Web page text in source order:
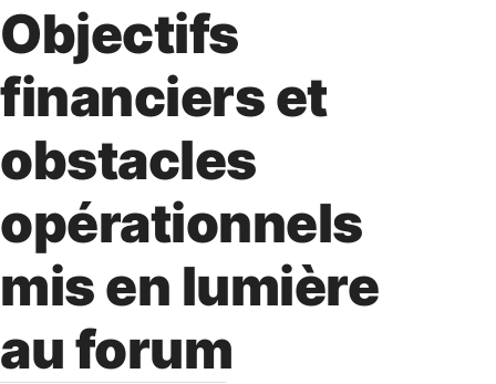
Objectifs
financiers et
obstacles
opérationnels
mis en lumière
au forum